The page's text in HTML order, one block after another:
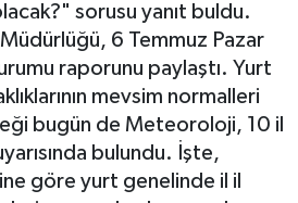
sorusu yanıt buldu.
6 Temmuz Pazar
raporunu paylaştı. Yurt
mevsim normalleri
bugün de Meteoroloji, 10 il
bulundu. İşte,
göre yurt genelinde il il